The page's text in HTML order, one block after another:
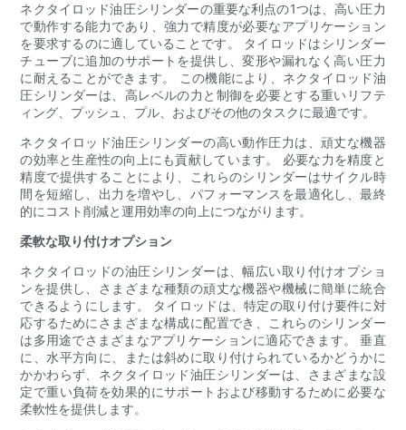
ネクタイロッド油圧シリンダーの重要な利点の1つは、高い圧力
で動作する能力であり、強力で精度が必要なアプリケーション
を要求するのに適していることです。 タイロッドはシリンダー
チューブに追加のサポートを提供し、変形や漏れなく高い圧力
に耐えることができます。 この機能により、ネクタイロッド油
圧シリンダーは、高レベルの力と制御を必要とする重いリフテ
ィング、プッシュ、プル、およびその他のタスクに最適です。
ネクタイロッド油圧シリンダーの高い動作圧力は、頑丈な機器
の効率と生産性の向上にも貢献しています。 必要な力を精度と
精度で提供することにより、これらのシリンダーはサイクル時
間を短縮し、出力を増やし、パフォーマンスを最適化し、最終
的にコスト削減と運用効率の向上につながります。
柔軟な取り付けオプション
ネクタイロッドの油圧シリンダーは、幅広い取り付けオプショ
ンを提供し、さまざまな種類の頑丈な機器や機械に簡単に統合
できるようにします。 タイロッドは、特定の取り付け要件に対
応するためにさまざまな構成に配置でき、これらのシリンダー
は多用途でさまざまなアプリケーションに適応できます。 垂直
に、水平方向に、または斜めに取り付けられているかどうかに
かかわらず、ネクタイロッド油圧シリンダーは、さまざまな設
定で重い負荷を効果的にサポートおよび移動するために必要な
柔軟性を提供します。